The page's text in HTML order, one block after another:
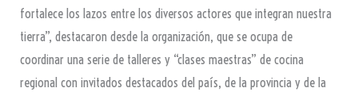
fortalece los lazos entre los diversos actores que integran nuestra
tierra”, destacaron desde la organización, que se ocupa de
coordinar una serie de talleres y “clases maestras” de cocina
regional con invitados destacados del país, de la provincia y de la